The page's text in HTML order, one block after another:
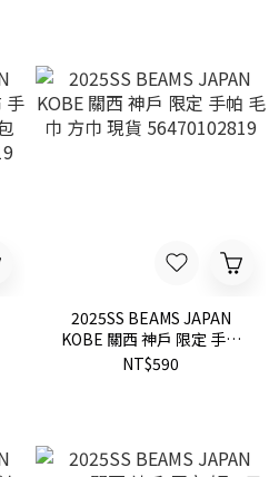
2025SS BEAMS JAPAN
KOBE 關西 神戶 限定 手帕
毛巾 方巾 現貨
NT$590